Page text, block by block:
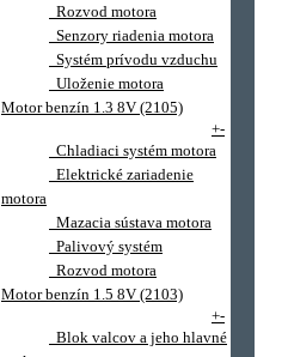
Rozvod motora
Senzory riadenia motora
Systém prívodu vzduchu
Uloženie motora
Motor benzín 1.3 8V (2105)
+-
Chladiaci systém motora
Elektrické zariadenie
motora
Mazacia sústava motora
Palivový systém
Rozvod motora
Motor benzín 1.5 8V (2103)
+-
Blok valcov a jeho hlavné